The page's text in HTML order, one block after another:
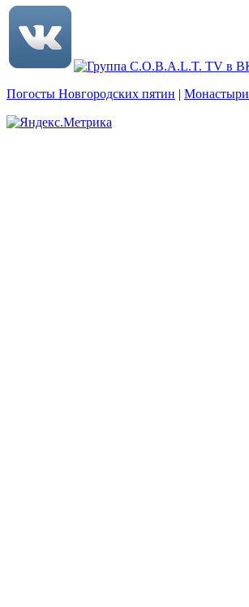
Погосты Новгородских пятин | Монастыри